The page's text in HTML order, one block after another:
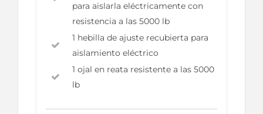
para aislarla eléctricamente con
resistencia a las 5000 lb
1 hebilla de ajuste recubierta para
aislamiento eléctrico
1 ojal en reata resistente a las 5000
lb